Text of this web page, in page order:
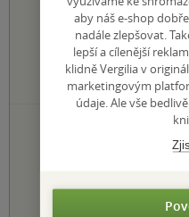
237
125×
62×
3×
aby náš e-shop
nadále zlepšovat.
lepší a cílenější
klidně Vergilia v
marketingovým
údaje. Ale vše